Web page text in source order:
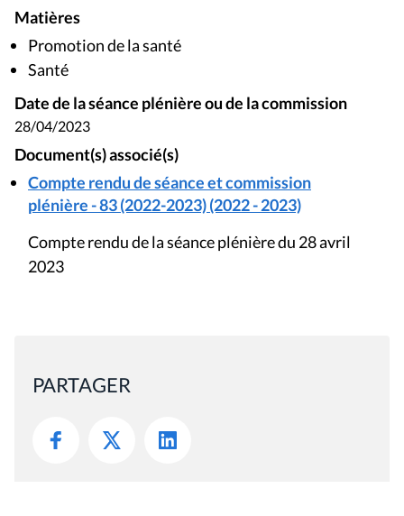
Matières
Promotion de la santé
Santé
Date de la séance plénière ou de la commission
28/04/2023
Document(s) associé(s)
Compte rendu de séance et commission
plénière - 83 (2022-2023) (2022 - 2023)
Compte rendu de la séance plénière du 28 avril
2023
PARTAGER